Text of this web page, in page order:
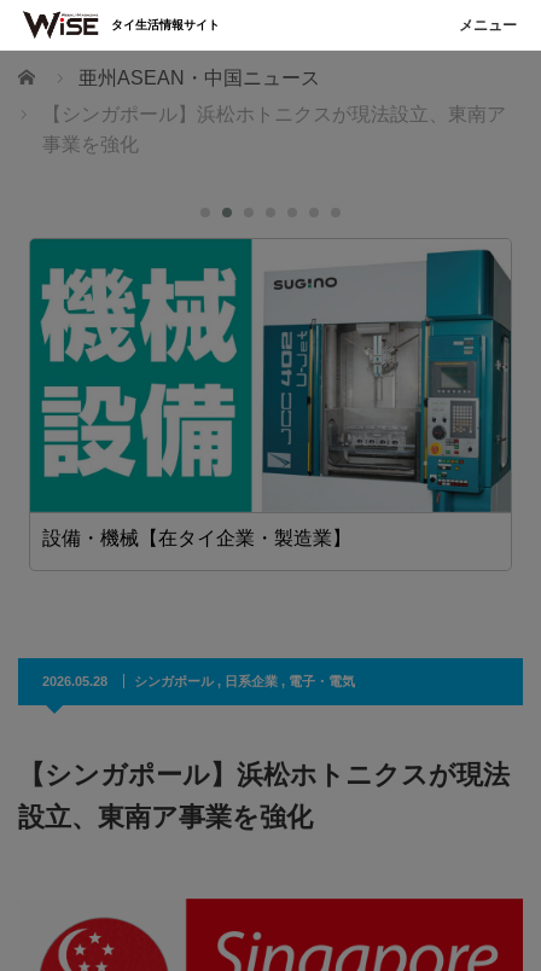
ホーム
亜州ASEAN・中国ニュース
【シンガポール】浜松ホトニクスが現法設立、東南ア
事業を強化
設備・機械【在タイ企業・製造業】
2026.05.28 シンガポール, 日系企業 , 電子・電気
【シンガポール】浜松ホトニクスが現法
設立、東南ア事業を強化
タイ生活情報サイト